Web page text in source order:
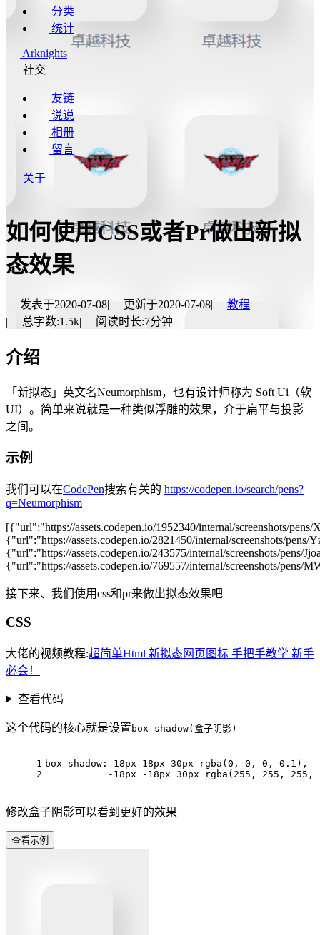
分类
统计
Arknights
社交
友链
说说
相册
留言
关于
如何使用CSS或者Pr做出新拟
态效果
发表于2020-07-08| 更新于2020-07-08|
教程
|
总字数:1.5k| 阅读时长:7分钟
介绍
「新拟态」英文名Neumorphism，也有设计师称为 Soft Ui（软
UI）。简单来说就是一种类似浮雕的效果，介于扁平与投影
之间。
示例
我们可以在CodePen搜索有关的 https://codepen.io/search/pens?
q=Neumorphism
[{"url":"https://assets.codepen.io/1952340/internal/screenshots/
{"url":"https://assets.codepen.io/2821450/internal/screenshots/
{"url":"https://assets.codepen.io/243575/internal/screenshots/
{"url":"https://assets.codepen.io/769557/internal/screenshots/
接下来、我们使用css和pr来做出拟态效果吧
CSS
大佬的视频教程:超简单Html 新拟态网页图标 手把手教学 新手
必会！
查看代码
这个代码的核心就是设置 box-shadow(盒子阴影)
1
2
box-shadow: 18px 18px 30px rgba(0, 0, 0, 0.1),
-18px -18px 30px rgba(255, 255, 255,
修改盒子阴影可以看到更好的效果
查看示例